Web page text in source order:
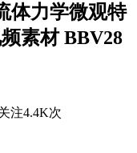
体力学微观特
素材 BBV28
注4.4K次